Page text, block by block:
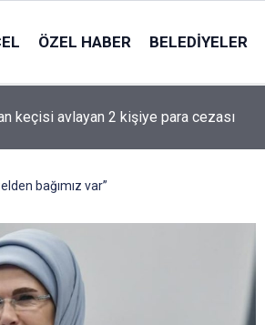
ÖZEL HABER BELEDIYELER
keçisi avlayan 2 kişiye para cezası
bağımız var”